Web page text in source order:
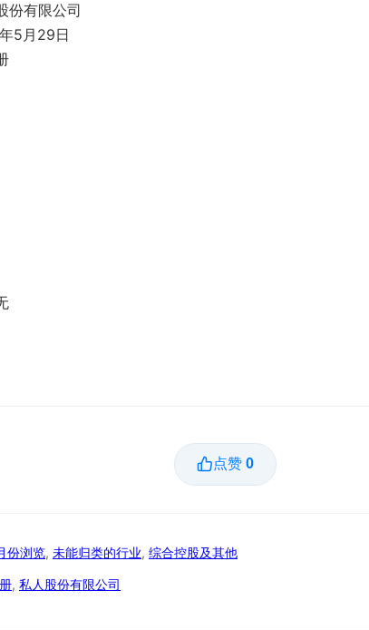
份有限公司
5月29日
点赞 0
份浏览, 未能归类的行业, 综合控股及其他
, 私人股份有限公司